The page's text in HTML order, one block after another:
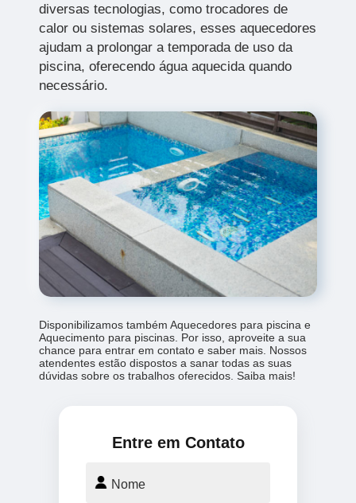
diversas tecnologias, como trocadores de
calor ou sistemas solares, esses aquecedores
ajudam a prolongar a temporada de uso da
piscina, oferecendo água aquecida quando
necessário.
Disponibilizamos também Aquecedores para piscina e
Aquecimento para piscinas. Por isso, aproveite a sua
chance para entrar em contato e saber mais. Nossos
atendentes estão dispostos a sanar todas as suas
dúvidas sobre os trabalhos oferecidos. Saiba mais!
Entre em Contato